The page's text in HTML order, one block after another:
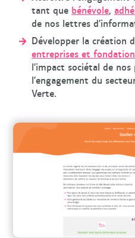
tant que bénévole,
de nos lettres
Développer la création
entreprises et
l’impact sociétal de
l’engagement du
Verte.